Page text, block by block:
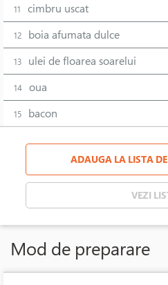
11 cimbru uscat
12 boia afumata dulce
13 ulei de floarea soarelui
14 oua
15 bacon
ADAUGA LA LISTA
VEZI
Mod de preparare